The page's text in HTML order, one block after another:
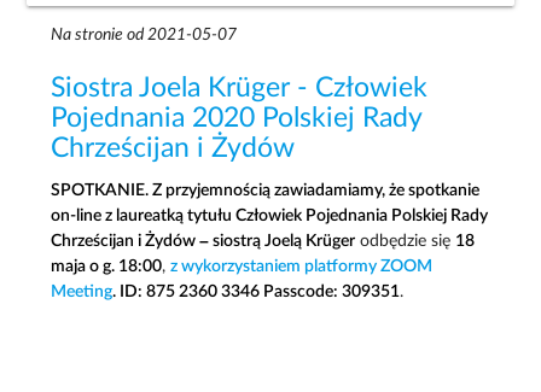
Na stronie od 2021-05-07
Siostra Joela Krüger - Człowiek
Pojednania 2020 Polskiej Rady
Chrześcijan i Żydów
SPOTKANIE. Z przyjemnością zawiadamiamy, że spotkanie
on-line z laureatką tytułu Człowiek Pojednania Polskiej Rady
Chrześcijan i Żydów – siostrą Joelą Krüger odbędzie się 18
maja o g. 18:00,z wykorzystaniem platformy ZOOM
Meeting. ID: 875 2360 3346 Passcode: 309351.